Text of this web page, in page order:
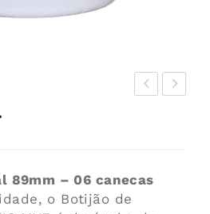
89mm – 06 canecas
o Botijão de